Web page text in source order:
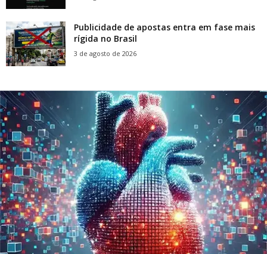
Publicidade de apostas entra em fase mais
rígida no Brasil
3 de agosto de 2026